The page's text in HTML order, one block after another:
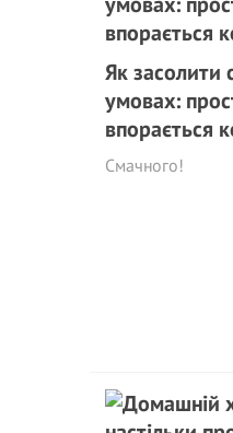
Як засолити
умовах:
впорається
Смачного!